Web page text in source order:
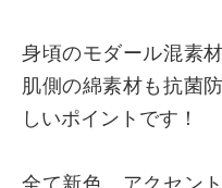
身頃のモダール混素
肌側の綿素材も抗菌
しいポイントです！
全て新色、アクセン